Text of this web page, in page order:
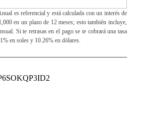
es referencial y está calculada con un interés de
en un plazo de 12 meses; esto también incluye,
Si te retrasas en el pago se te cobrará una tasa
en soles y 10.26% en dólares.